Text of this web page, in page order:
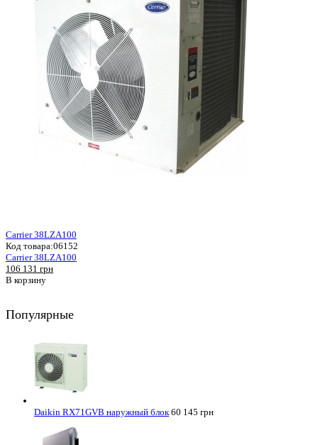
Carrier 38LZA100
Код товара:06152
Carrier 38LZA100
106 131 грн
В корзину
Популярные
Daikin RX71GVB наружный блок 60 145 грн